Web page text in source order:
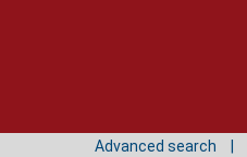
Advanced search